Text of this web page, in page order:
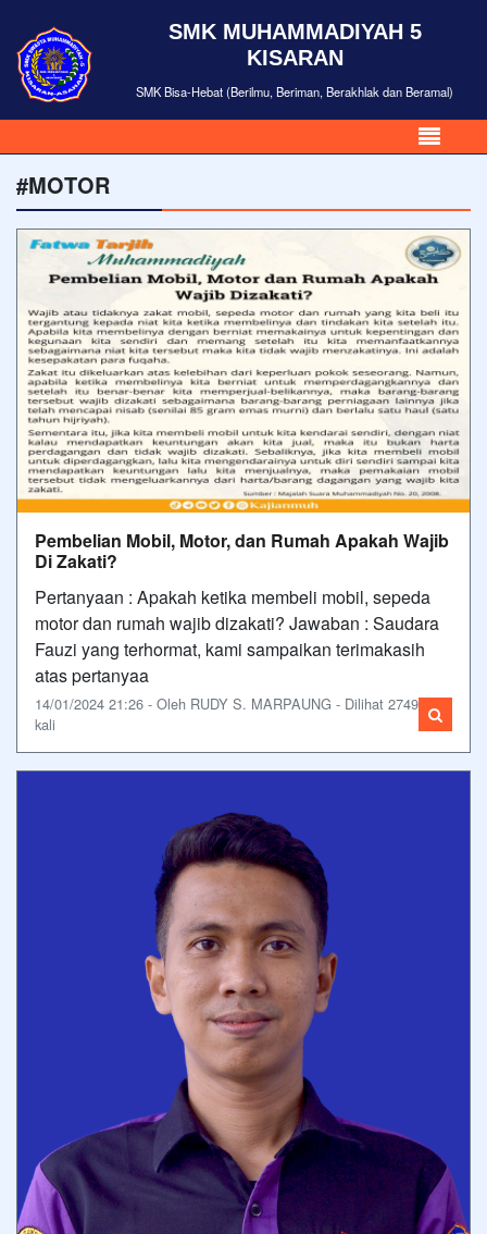
SMK MUHAMMADIYAH 5
KISARAN
SMK Bisa-Hebat (Berilmu, Beriman, Berakhlak dan Beramal)
#MOTOR
Pembelian Mobil, Motor, dan Rumah Apakah Wajib
Di Zakati?
Pertanyaan : Apakah ketika membeli mobil, sepeda
motor dan rumah wajib dizakati? Jawaban : Saudara
Fauzi yang terhormat, kami sampaikan terimakasih
atas pertanyaa
14/01/2024 21:26 - Oleh RUDY S. MARPAUNG - Dilihat 2749
kali